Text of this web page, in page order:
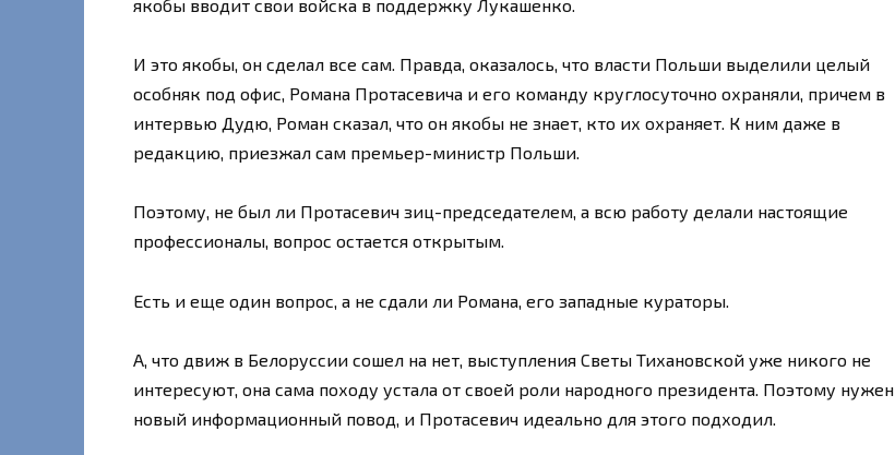
якобы вводит свои войска в поддержку Лукашенко.
И это якобы, он сделал все сам. Правда, оказалось, что власти Польши выделили целый
особняк под офис, Романа Протасевича и его команду круглосуточно охраняли, причем в
интервью Дудю, Роман сказал, что он якобы не знает, кто их охраняет. К ним даже в
редакцию, приезжал сам премьер-министр Польши.
Поэтому, не был ли Протасевич зиц-председателем, а всю работу делали настоящие
профессионалы, вопрос остается открытым.
Есть и еще один вопрос, а не сдали ли Романа, его западные кураторы.
А, что движ в Белоруссии сошел на нет, выступления Светы Тихановской уже никого не
интересуют, она сама походу устала от своей роли народного президента. Поэтому нужен
новый информационный повод, и Протасевич идеально для этого подходил.